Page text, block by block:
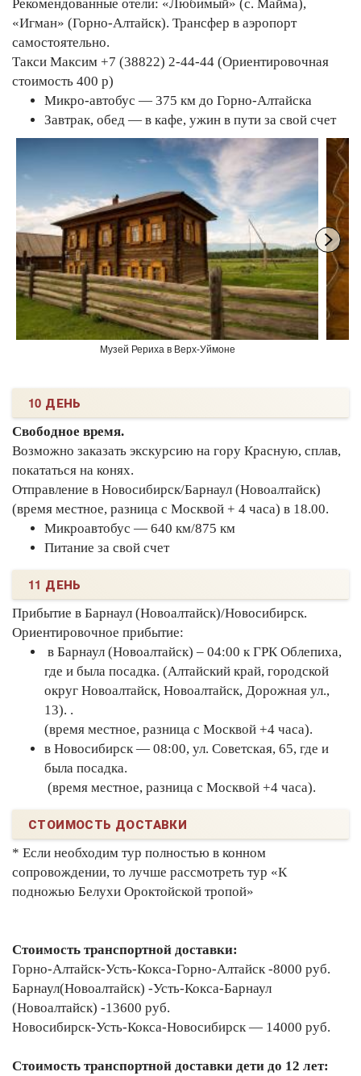
Рекомендованные отели: «Любимый» (с. Майма),
«Игман» (Горно-Алтайск). Трансфер в аэропорт
самостоятельно.
Такси Максим +7 (38822) 2-44-44 (Ориентировочная
стоимость 400 р)
Микро-автобус — 375 км до Горно-Алтайска
Завтрак, обед — в кафе, ужин в пути за свой счет
Музей Рериха в Верх-Уймоне
10 ДЕНЬ
Свободное время.
Возможно заказать экскурсию на гору Красную, сплав,
покататься на конях.
Отправление в Новосибирск/Барнаул (Новоалтайск)
(время местное, разница с Москвой + 4 часа) в 18.00.
Микроавтобус — 640 км/875 км
Питание за свой счет
11 ДЕНЬ
Прибытие в Барнаул (Новоалтайск)/Новосибирск.
Ориентировочное прибытие:
в Барнаул (Новоалтайск) – 04:00 к ГРК Облепиха,
где и была посадка. (Алтайский край, городской
округ Новоалтайск, Новоалтайск, Дорожная ул.,
13). .
(время местное, разница с Москвой +4 часа).
в Новосибирск — 08:00, ул. Советская, 65, где и
была посадка.
(время местное, разница с Москвой +4 часа).
СТОИМОСТЬ ДОСТАВКИ
* Если необходим тур полностью в конном
сопровождении, то лучше рассмотреть тур «К
подножью Белухи Ороктойской тропой»
Стоимость транспортной доставки:
Горно-Алтайск-Усть-Кокса-Горно-Алтайск -8000 руб.
Барнаул(Новоалтайск) -Усть-Кокса-Барнаул
(Новоалтайск) -13600 руб.
Новосибирск-Усть-Кокса-Новосибирск — 14000 руб.
Стоимость транспортной доставки дети до 12 лет: